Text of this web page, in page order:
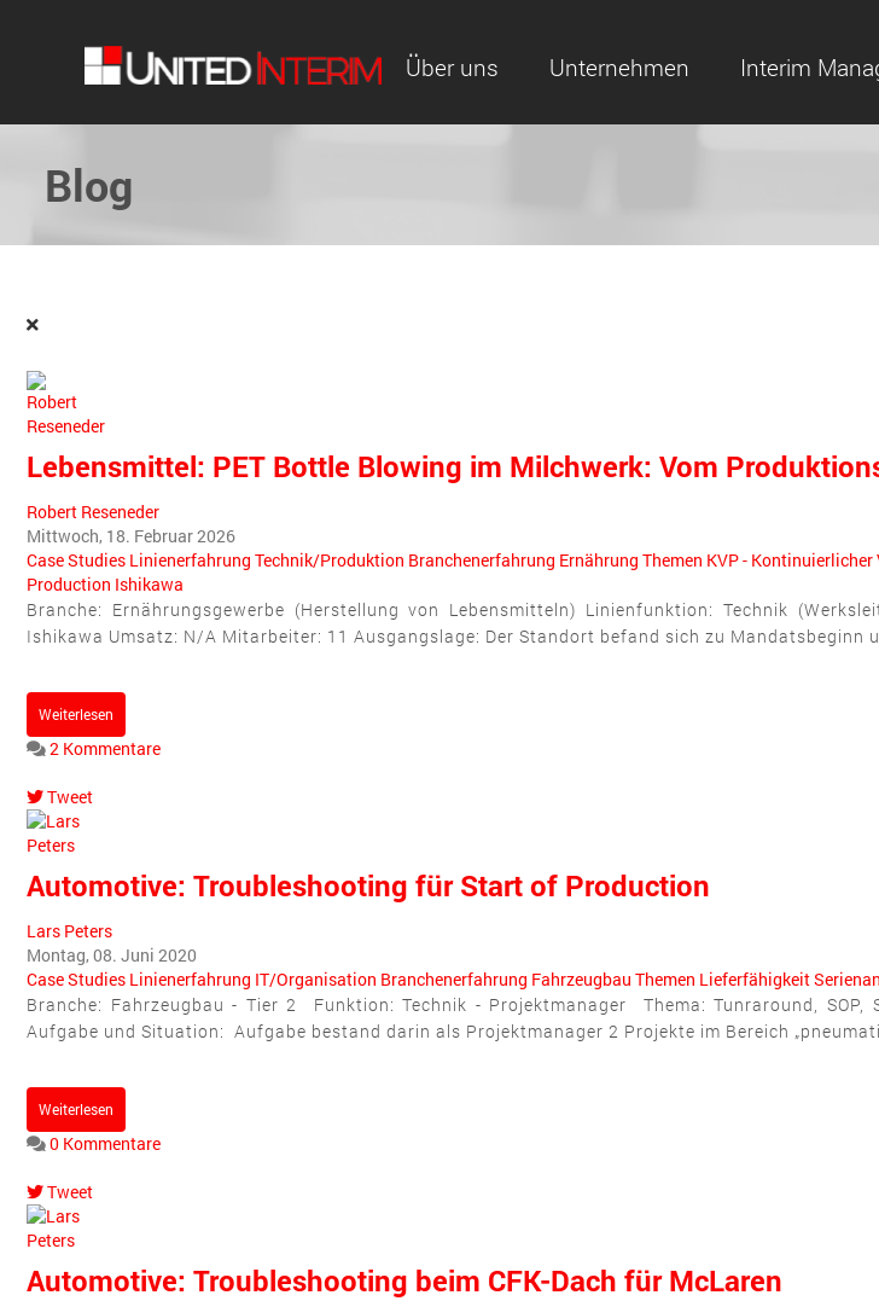
Über uns Unternehmen Interim
Blog
Lebensmittel: PET Bottle Blowing im Milchwerk: Vom
Robert Reseneder
Mittwoch, 18. Februar 2026
Case Studies Linienerfahrung Technik/Produktion Branchenerfahrung Ernährung Themen KVP -
Production Ishikawa
Branche: Ernährungsgewerbe (Herstellung von Lebensmitteln) Linienfunktion: Technik
Ishikawa Umsatz: N/A Mitarbeiter: 11 Ausgangslage: Der Standort befand sich zu
Weiterlesen
2 Kommentare
Tweet
pinterest
Automotive: Troubleshooting für Start of Production
Lars Peters
Montag, 08. Juni 2020
Case Studies Linienerfahrung IT/Organisation Branchenerfahrung Fahrzeugbau Themen Lieferfähigkeit
Branche: Fahrzeugbau - Tier 2 Funktion: Technik - Projektmanager Thema: Tunraround,
Aufgabe und Situation: Aufgabe bestand darin als Projektmanager 2 Projekte im Bereich
Weiterlesen
0 Kommentare
Tweet
pinterest
Automotive: Troubleshooting beim CFK-Dach für McLaren